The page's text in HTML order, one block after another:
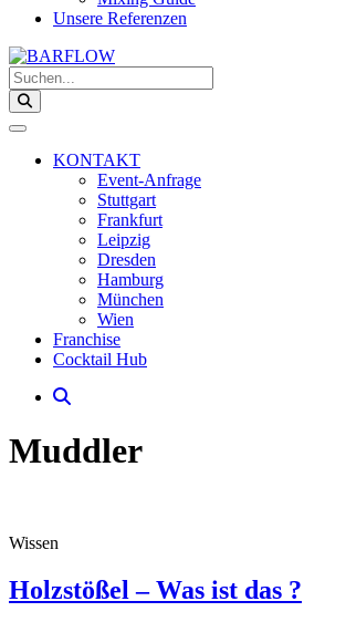
Unsere Referenzen
Suchen...
KONTAKT
Event-Anfrage
Stuttgart
Frankfurt
Leipzig
Dresden
Hamburg
München
Wien
Franchise
Cocktail Hub
Muddler
Wissen
Holzstößel – Was ist das ?